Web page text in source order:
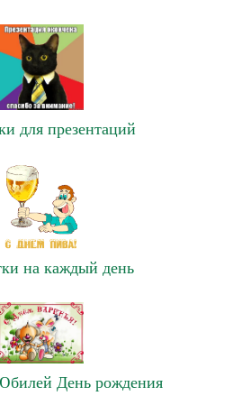
для презентаций
на каждый день
День рождения